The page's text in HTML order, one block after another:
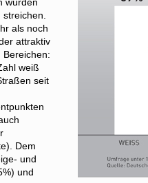
als noch
attraktiv
Bereichen:
weiß
seit
Dem
und
und